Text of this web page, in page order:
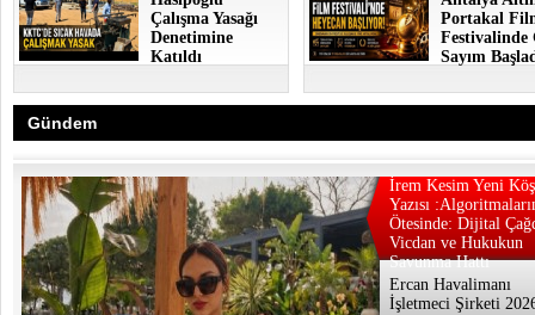
Çalışma Yasağı
Denetimine
Katıldı
Portakal
Festivalinde
Sayım
Gündem
İrem Kesim Yeni
Yazısı
Ötesinde: Dijital
Vicdan ve Hukukun
Savunma Hattı
Ercan Havalimanı
İşletmeci Şirketi